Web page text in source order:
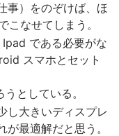
事）をのぞけば、ほ
なせてしまう。
である必要がな
スマホとセット
としている。
し大きいディスプレ
最適解だと思う。